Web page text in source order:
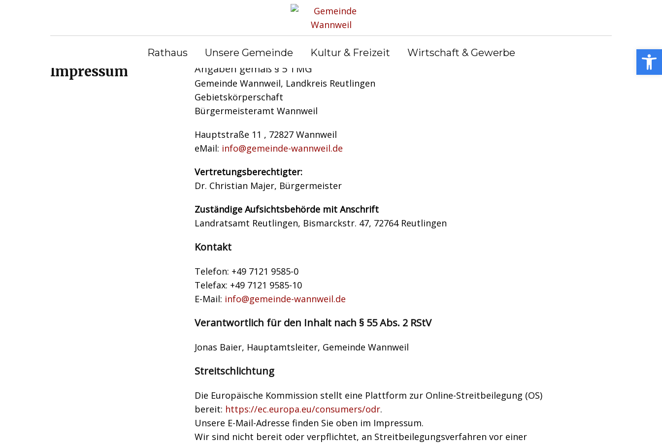
Rathaus Unsere Gemeinde Kultur & Freizeit Wirtschaft & Gewerbe
Startseite|Impressum
Sitemap
Impressum ​Angaben gemäß § 5 TMG
Gemeinde Wannweil, Landkreis Reutlingen
Gebietskörperschaft
Bürgermeisteramt Wannweil
Hauptstraße 11 , 72827 Wannweil
eMail: info@gemeinde-wannweil.de
Vertretungsberechtigter:
Dr. Christian Majer, Bürgermeister
Zuständige Aufsichtsbehörde mit Anschrift
Landratsamt Reutlingen, Bismarckstr. 47, 72764 Reutlingen
Kontakt
Telefon: +49 7121 9585-0
Telefax: +49 7121 9585-10
E-Mail: info@gemeinde-wannweil.de
Verantwortlich für den Inhalt nach § 55 Abs. 2 RStV
Jonas Baier, Hauptamtsleiter, Gemeinde Wannweil
Streitschlichtung
Die Europäische Kommission stellt eine Plattform zur Online-Streitbeilegung (OS)
bereit: https://ec.europa.eu/consumers/odr.
Unsere E-Mail-Adresse finden Sie oben im Impressum.
Wir sind nicht bereit oder verpflichtet, an Streitbeilegungsverfahren vor einer
Open toolbar